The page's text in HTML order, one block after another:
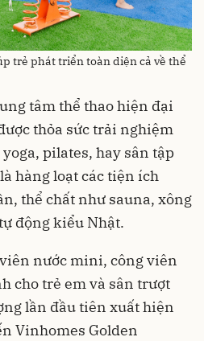
trẻ phát triển toàn diện cả về thể
tâm thể thao hiện đại
thỏa sức trải nghiệm
pilates, hay sân tập
hàng loạt các tiện ích
thể chất như sauna, xông
động kiểu Nhật.
nước mini, công viên
cho trẻ em và sân trượt
lần đầu tiên xuất hiện
Vinhomes Golden